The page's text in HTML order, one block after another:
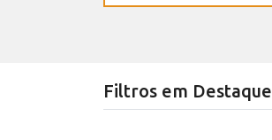
Filtros em Destaque